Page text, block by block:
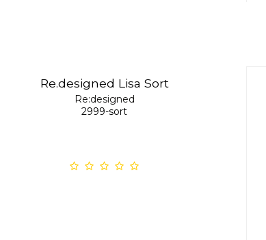
Re.designed Lisa Sort
Re:designed
2999-sort